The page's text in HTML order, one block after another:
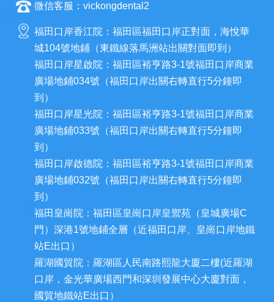
微信客服：vickongdental2
福田口岸香江院：福田區福田口岸正對面，海悅華
城104號地鋪（東鐵線落馬洲站出關對面即到）
福田口岸星啟院：福田區裕亨路3-1號福田口岸商業
廣場地鋪034號（福田口岸出關右轉直行5分鐘即
到）
福田口岸星光院：福田區裕亨路3-1號福田口岸商業
廣場地鋪033號（福田口岸出關右轉直行5分鐘即
到）
福田口岸啟德院：福田區裕亨路3-1號福田口岸商業
廣場地鋪032號（福田口岸出關右轉直行5分鐘即
到）
福田皇崗院：福田區皇崗口岸皇禦苑（皇城廣場C
門）深港1號地鋪全層（近福田口岸、皇崗口岸地鐵
站E出口）
羅湖國貿院：羅湖區人民南路熙龍大廈二樓(近羅湖
口岸，金光華廣場西門和深圳發展中心大廈對面，
國貿地鐵站E出口）